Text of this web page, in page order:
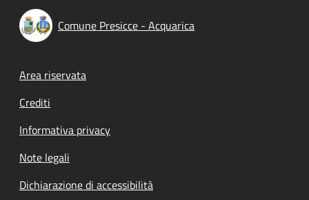
Comune Presicce - Acquarica
Footer menu
Area riservata
Crediti
Informativa privacy
Note legali
Dichiarazione di accessibilità